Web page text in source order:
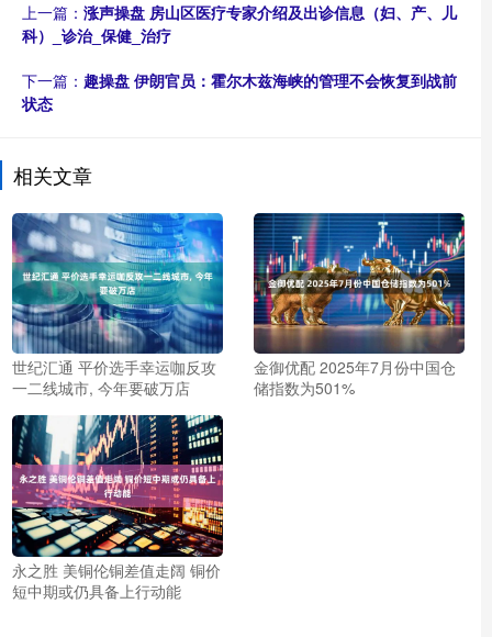
上一篇： 涨声操盘 房山区医疗专家介绍及出诊信息（妇、产、儿
科）_诊治_保健_治疗
下一篇： 趣操盘 伊朗官员：霍尔木兹海峡的管理不会恢复到战前
状态
相关文章
世纪汇通 平价选手幸运咖反攻
一二线城市, 今年要破万店
金御优配 2025年7月份中国仓
储指数为501%
永之胜 美铜伦铜差值走阔 铜价
短中期或仍具备上行动能